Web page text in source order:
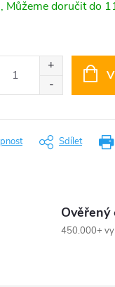
Sdílet
Ověřený
450.000+